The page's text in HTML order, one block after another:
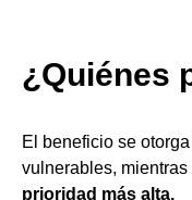
¿Quiénes
El beneficio se
vulnerables, mientras
prioridad más alta.